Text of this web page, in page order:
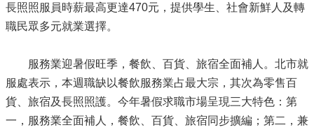
長照照服員時薪最高更達470元，提供學生、社會新鮮人及轉
職民眾多元就業選擇。
服務業迎暑假旺季，餐飲、百貨、旅宿全面補人。北市就
服處表示，本週職缺以餐飲服務業占最大宗，其次為零售百
貨、旅宿及長照照護。今年暑假求職市場呈現三大特色：第
一，服務業全面補人，餐飲、百貨、旅宿同步擴編；第二，兼